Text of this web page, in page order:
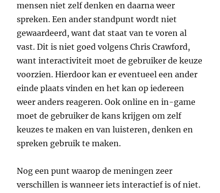
mensen niet zelf denken en daarna weer
spreken. Een ander standpunt wordt niet
gewaardeerd, want dat staat van te voren al
vast. Dit is niet goed volgens Chris Crawford,
want interactiviteit moet de gebruiker de keuze
voorzien. Hierdoor kan er eventueel een ander
einde plaats vinden en het kan op iedereen
weer anders reageren. Ook online en in-game
moet de gebruiker de kans krijgen om zelf
keuzes te maken en van luisteren, denken en
spreken gebruik te maken.
Nog een punt waarop de meningen zeer
verschillen is wanneer iets interactief is of niet.